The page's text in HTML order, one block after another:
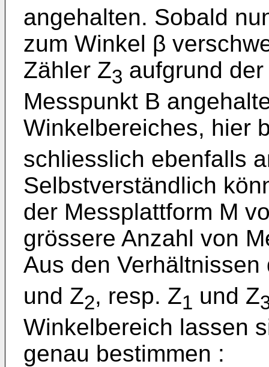
angehalten. Sobald
zum Winkel β
Zähler Z3 aufgrund
Messpunkt B
Winkelbereiches, hier
schliesslich ebenfalls
Selbstverständlich
der Messplattform M
grössere Anzahl von
Aus den
und Z2, resp. Z1 und Z
Winkelbereich lassen
genau bestimmen :